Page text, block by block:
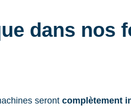
dans nos
seront complètement